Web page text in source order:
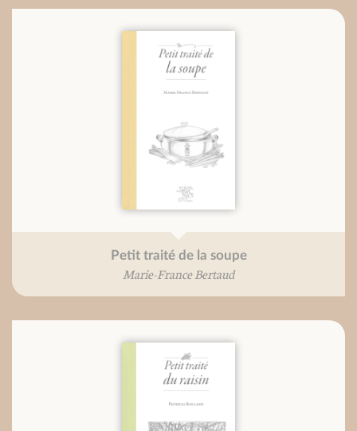
Petit traité de la soupe
Marie-France Bertaud